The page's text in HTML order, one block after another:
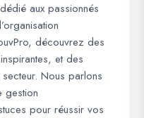
aux passionnés
découvrez des
et des
Nous parlons
gestion
pour réussir vos